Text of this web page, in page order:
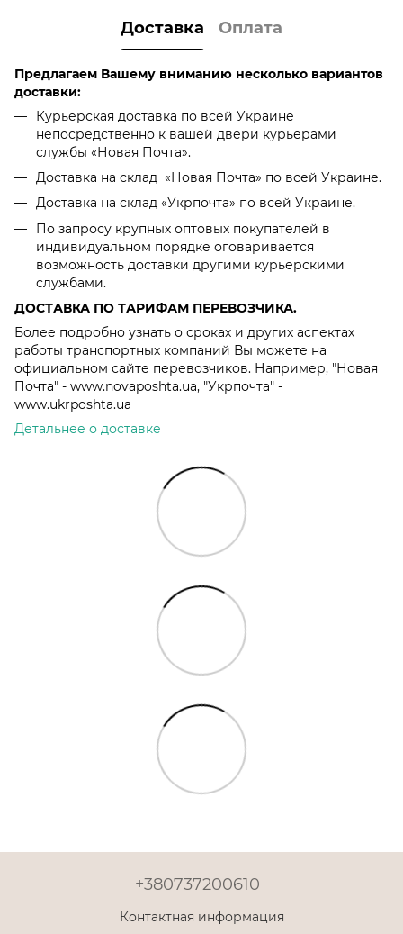
Доставка Оплата
Предлагаем Вашему вниманию несколько вариантов
доставки:
Курьерская доставка по всей Украине
непосредственно к вашей двери курьерами
службы «Новая Почта».
Доставка на склад «Новая Почта» по всей Украине.
Доставка на склад «Укрпочта» по всей Украине.
По запросу крупных оптовых покупателей в
индивидуальном порядке оговаривается
возможность доставки другими курьерскими
службами.
ДОСТАВКА ПО ТАРИФАМ ПЕРЕВОЗЧИКА.
Более подробно узнать о сроках и других аспектах
работы транспортных компаний Вы можете на
официальном сайте перевозчиков. Например, "Новая
Почта" - www.novaposhta.ua, "Укрпочта" -
www.ukrposhta.ua
Детальнее о доставке
+380737200610
Контактная информация